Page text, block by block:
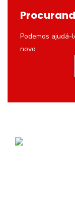
Podemos
novo